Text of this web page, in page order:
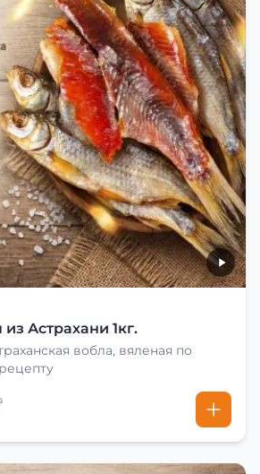
Астрахани 1кг.
вобла, вяленая по